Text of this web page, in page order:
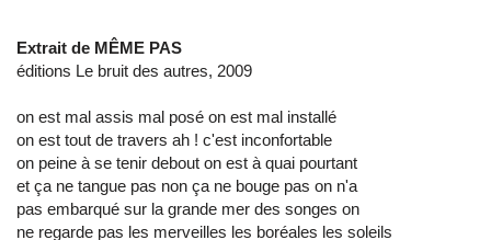
Extrait de MÊME PAS
éditions Le bruit des autres, 2009
on est mal assis mal posé on est mal installé
on est tout de travers ah ! c'est inconfortable
on peine à se tenir debout on est à quai pourtant
et ça ne tangue pas non ça ne bouge pas on n'a
pas embarqué sur la grande mer des songes on
ne regarde pas les merveilles les boréales les soleils